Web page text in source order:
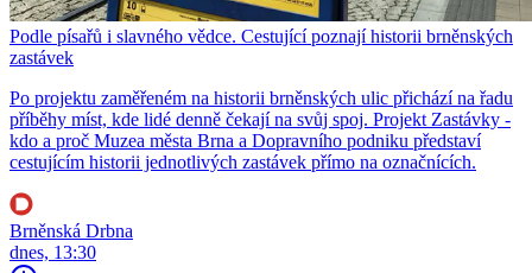
Podle písařů i slavného vědce. Cestující poznají historii brněnských
zastávek
Po projektu zaměřeném na historii brněnských ulic přichází na řadu
příběhy míst, kde lidé denně čekají na svůj spoj. Projekt Zastávky -
kdo a proč Muzea města Brna a Dopravního podniku představí
cestujícím historii jednotlivých zastávek přímo na označnících.
Brněnská Drbna
dnes, 13:30